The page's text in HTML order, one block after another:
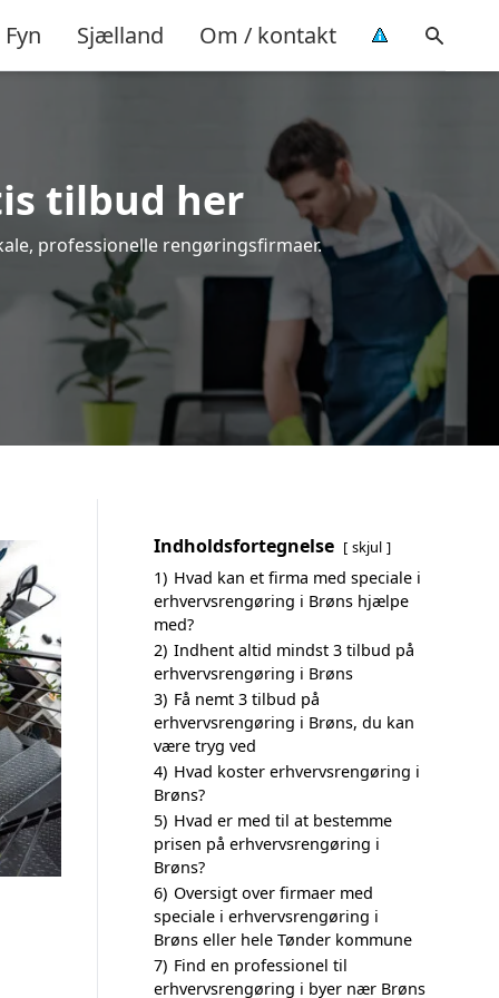
Fyn Sjælland Om / kontakt
tilbud her
professionelle rengøringsfirmaer.
Indholdsfortegnelse skjul
1) Hvad kan et firma med speciale i
erhvervsrengøring i Brøns hjælpe
med?
2) Indhent altid mindst 3 tilbud på
erhvervsrengøring i Brøns
3) Få nemt 3 tilbud på
erhvervsrengøring i Brøns, du kan
være tryg ved
4) Hvad koster erhvervsrengøring i
Brøns?
5) Hvad er med til at bestemme
prisen på erhvervsrengøring i
Brøns?
6) Oversigt over firmaer med
speciale i erhvervsrengøring i
Brøns eller hele Tønder kommune
7) Find en professionel til
erhvervsrengøring i byer nær Brøns